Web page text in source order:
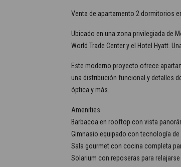
Venta de apartamento 2 dormitorios
Ubicado en una zona privilegiada de
World Trade Center y el Hotel Hyatt.
Este moderno proyecto ofrece
una distribución funcional y detalles
óptica y más.
Amenities
Barbacoa en rooftop con vista
Gimnasio equipado con tecnología de
Sala gourmet con cocina completa
Solarium con reposeras para